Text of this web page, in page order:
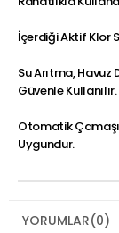
İçerdiği Aktif Klor
Su Arıtma,
Güvenle Kullanılır.
Otomatik
Uygundur.
YORUMLAR(0)